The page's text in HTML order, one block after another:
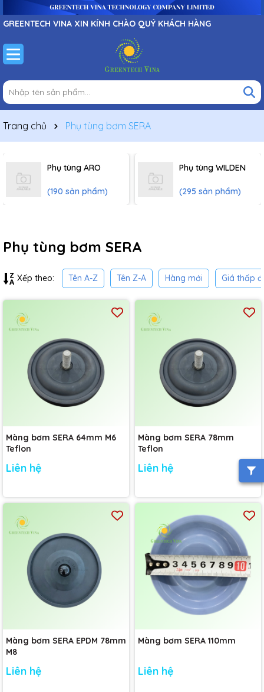
GREENTECH VINA XIN KÍNH CHÀO QUÝ KHÁCH HÀNG
Trang chủ Phụ tùng bơm SERA
Phụ tùng ARO
(190 sản phẩm)
Phụ tùng WILDEN
(295 sản phẩm)
Phụ tùng bơm SERA
Xếp theo: Tên A-Z Tên Z-A Hàng mới Giá thấp
Màng bơm SERA 64mm M6
Teflon
Liên hệ
Màng bơm SERA 78mm
Teflon
Liên hệ
Màng bơm SERA EPDM 78mm
M8
Liên hệ
Màng bơm SERA 110mm
Liên hệ